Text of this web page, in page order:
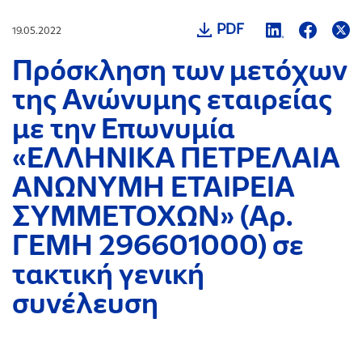
19.05.2022 PDF
Πρόσκληση των μετόχων
της Ανώνυμης εταιρείας
με την Επωνυμία
«ΕΛΛΗΝΙΚΑ ΠΕΤΡΕΛΑΙΑ
ΑΝΩΝΥΜΗ ΕΤΑΙΡΕΙΑ
ΣΥΜΜΕΤΟΧΩΝ» (Αρ.
ΓΕΜΗ 296601000) σε
τακτική γενική
συνέλευση